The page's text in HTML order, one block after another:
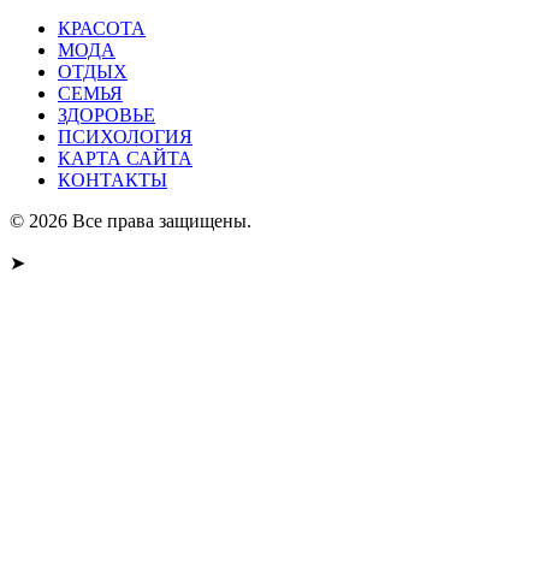
КРАСОТА
МОДА
ОТДЫХ
СЕМЬЯ
ЗДОРОВЬЕ
ПСИХОЛОГИЯ
КАРТА САЙТА
КОНТАКТЫ
© 2026 Все права защищены.
➤